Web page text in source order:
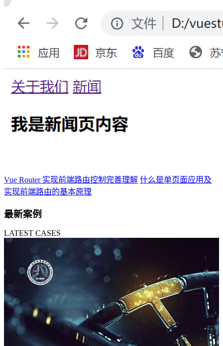
Vue Router 实现前端路由控制完善理解 什么是单页面应用及
实现前端路由的基本原理
最新案例
LATEST CASES